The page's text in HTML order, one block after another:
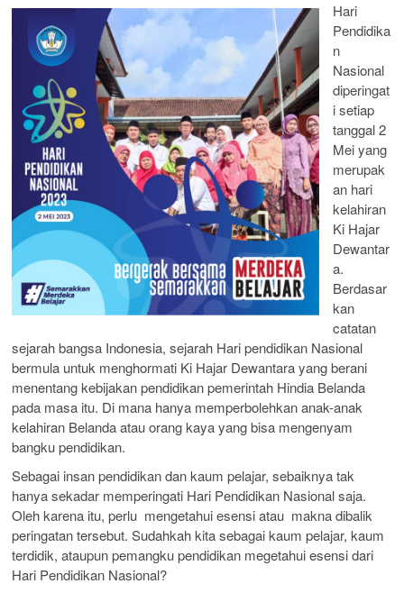
Hari
Pendidika
n
Nasional
diperingat
i setiap
tanggal 2
Mei yang
merupak
an hari
kelahiran
Ki Hajar
Dewantar
a.
Berdasar
kan
catatan
sejarah bangsa Indonesia, sejarah Hari pendidikan Nasional
bermula untuk menghormati Ki Hajar Dewantara yang berani
menentang kebijakan pendidikan pemerintah Hindia Belanda
pada masa itu. Di mana hanya memperbolehkan anak-anak
kelahiran Belanda atau orang kaya yang bisa mengenyam
bangku pendidikan.
Sebagai insan pendidikan dan kaum pelajar, sebaiknya tak
hanya sekadar memperingati Hari Pendidikan Nasional saja.
Oleh karena itu, perlu mengetahui esensi atau makna dibalik
peringatan tersebut. Sudahkah kita sebagai kaum pelajar, kaum
terdidik, ataupun pemangku pendidikan megetahui esensi dari
Hari Pendidikan Nasional?